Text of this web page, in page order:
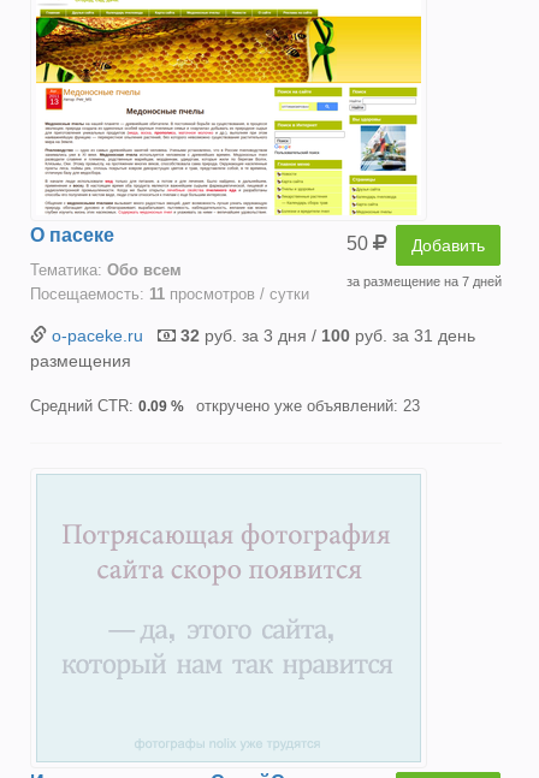
50 Добавить
за размещение на 7 дней
О пасеке
Тематика: Oбо всем
Посещаемость: 11 просмотров / сутки
o-paceke.ru 32 руб. за 3 дня / 100 руб. за 31 день
размещения
Средний CTR: 0.09 % откручено уже объявлений: 23